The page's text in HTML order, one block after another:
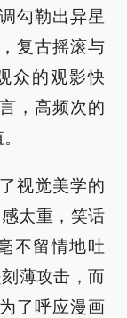
勾勒出异星
复古摇滚与
众的观影快
，高频次的
视觉美学的
太重，笑话
不留情地吐
薄攻击，而
了呼应漫画